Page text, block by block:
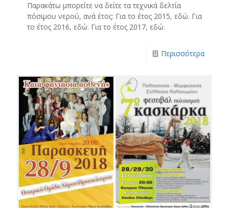
Παρακάτω μπορείτε να δείτε τα τεχνικά δελτία
πόσιμου νερού, ανά έτος: Για το έτος 2015, εδώ. Για
το έτος 2016, εδώ. Για το έτος 2017, εδώ.
Περισσότερα